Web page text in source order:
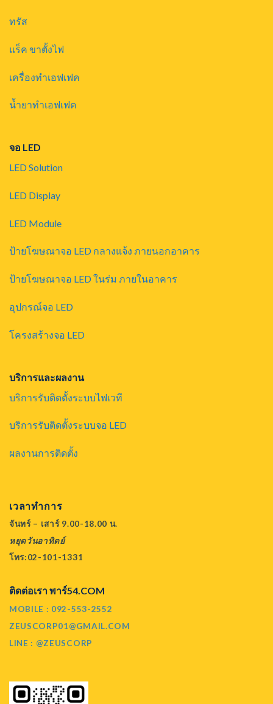
ทรัส
แร็ค ขาตั้งไฟ
เครื่องทำเอฟเฟค
น้ำยาทำเอฟเฟค
จอ LED
LED Solution
LED Display
LED Module
ป้ายโฆษณาจอ LED กลางแจ้ง ภายนอกอาคาร
ป้ายโฆษณาจอ LED ในร่ม ภายในอาคาร
อุปกรณ์จอ LED
โครงสร้างจอ LED
บริการและผลงาน
บริการรับติดตั้งระบบไฟเวที
บริการรับติดตั้งระบบจอ LED
ผลงานการติดตั้ง
เวลาทำการ
จันทร์ – เสาร์ 9.00-18.00 น.
หยุดวันอาทิตย์
โทร:02-101-1331
ติดต่อเรา พาร์54.COM
MOBILE : 092-553-2552
ZEUSCORP01@GMAIL.COM
LINE : @ZEUSCORP